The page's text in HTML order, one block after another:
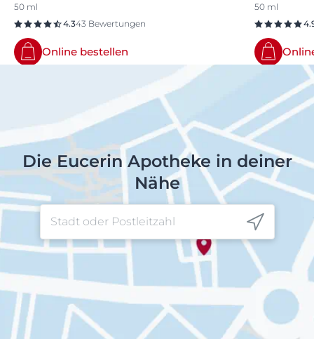
50 ml
4.343 Bewertungen
Online bestellen
50 ml
Die Eucerin Apotheke in deiner
Nähe